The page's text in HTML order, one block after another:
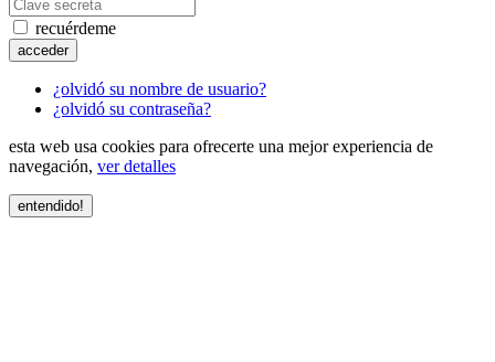
recuérdeme
acceder
¿olvidó su nombre de usuario?
¿olvidó su contraseña?
esta web usa cookies para ofrecerte una mejor experiencia de
navegación, ver detalles
entendido!